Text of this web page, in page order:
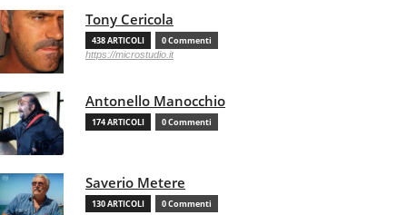
Tony Cericola
438 ARTICOLI 0 Commenti
https://microstudio.it
Antonello Manocchio
174 ARTICOLI 0 Commenti
Saverio Metere
130 ARTICOLI 0 Commenti